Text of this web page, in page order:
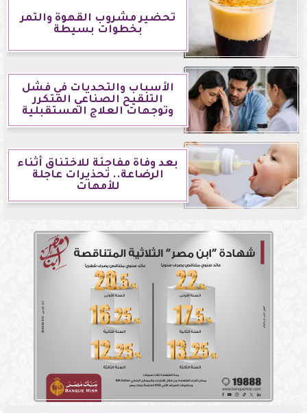
تحضير مشروب القهوة والتمر
بخطوات بسيطة
الأسباب والتحديات في فشل
التلقيح الصناعي المتكرر
وتوجهات العلاج المستقبلية
بعد وفاة مفاجئة للاختناق أثناء
الرضاعة.. تحذيرات عاجلة
للأمهات